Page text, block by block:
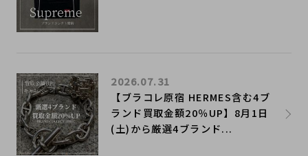
【ブラコレ原宿 HERMES含む4ブ
ランド買取金額20％UP】8月1日
(土)から厳選4ブランド...
2026.07.31